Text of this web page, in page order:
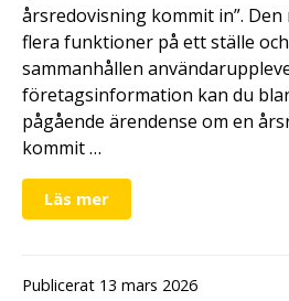
årsredovisning kommit in”.
flera funktioner på ett ställe
sammanhållen
företagsinformation kan du
pågående ärendense om en
kommit …
Läs mer
Publicerat 13 mars 2026